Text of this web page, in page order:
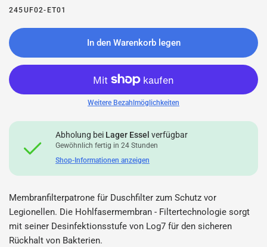
245UF02-ET01
In den Warenkorb legen
Weitere Bezahlmöglichkeiten
Abholung bei Lager Essel verfügbar
Gewöhnlich fertig in 24 Stunden
Shop-Informationen anzeigen
Membranfilterpatrone für Duschfilter zum Schutz vor
Legionellen. Die Hohlfasermembran - Filtertechnologie sorgt
mit seiner Desinfektionsstufe von Log7 für den sicheren
Rückhalt von Bakterien.